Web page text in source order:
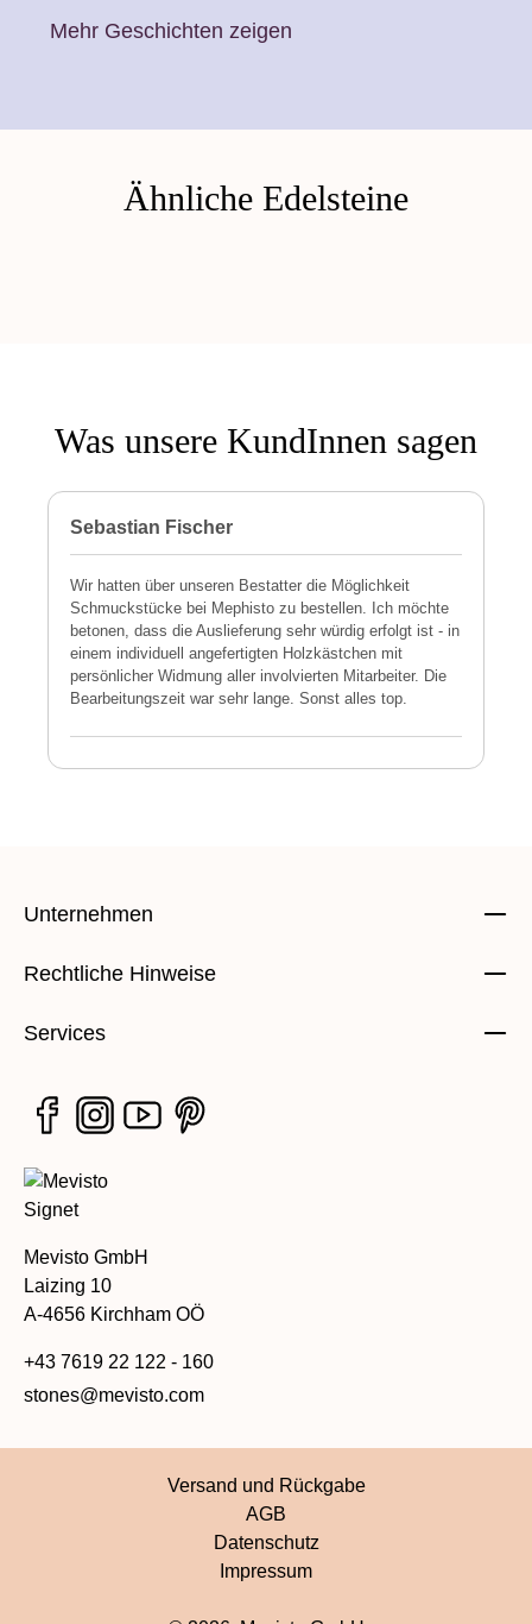
Mehr Geschichten zeigen
Ähnliche Edelsteine
Was unsere KundInnen sagen
Sebastian Fischer
Wir hatten über unseren Bestatter die Möglichkeit
Schmuckstücke bei Mephisto zu bestellen. Ich möchte
betonen, dass die Auslieferung sehr würdig erfolgt ist - in
einem individuell angefertigten Holzkästchen mit
persönlicher Widmung aller involvierten Mitarbeiter. Die
Bearbeitungszeit war sehr lange. Sonst alles top.
Unternehmen
Rechtliche Hinweise
Services
Mevisto GmbH
Laizing 10
A-4656 Kirchham OÖ
+43 7619 22 122 - 160
stones@mevisto.com
Versand und Rückgabe
AGB
Datenschutz
Impressum